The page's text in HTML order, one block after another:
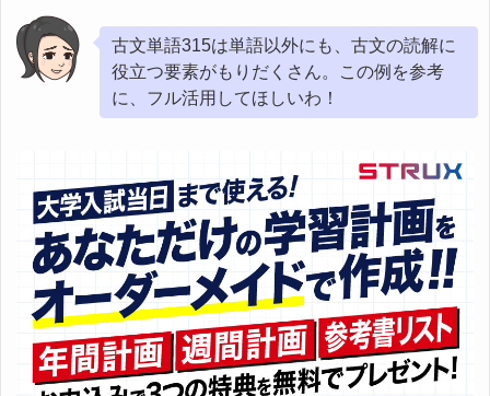
古文単語315は単語以外にも、古文の読解に
役立つ要素がもりだくさん。この例を参考
に、フル活用してほしいわ！